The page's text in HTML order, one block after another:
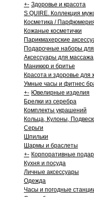
+- Здоровье и красота
S QUIRE. Коллекция
Косметика /
Кожаные косметички
Парикмахерские
Подарочные наборы
Аксессуары для
Маникюр и бритье
Красота и здоровье для
Умные часы и фитнес
+- Ювелирные изделия
Брелки из серебра
Комплекты украшений
Кольца, Кулоны,
Серьги
Шпильки
Шармы и браслеты
+- Корпоративные
Кухня и посуда
Личные аксессуары
Одежда
Часы и погодные